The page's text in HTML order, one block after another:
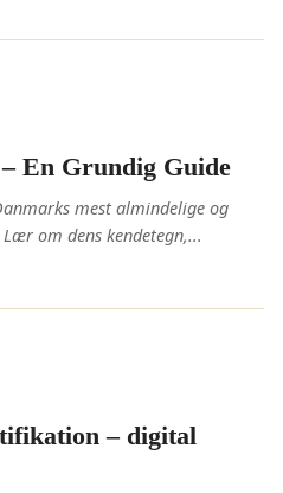
En Grundig Guide
mest almindelige og
om dens kendetegn,...
– digital